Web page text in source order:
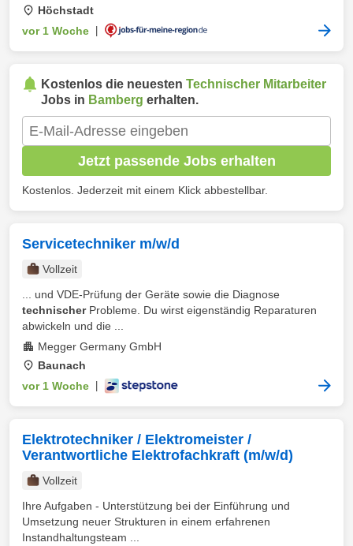
Höchstadt
vor 1 Woche
Kostenlos die neuesten Technischer Mitarbeiter
Jobs in Bamberg erhalten.
Jetzt passende Jobs erhalten
Kostenlos. Jederzeit mit einem Klick abbestellbar.
Servicetechniker m/w/d
Vollzeit
... und VDE-Prüfung der Geräte sowie die Diagnose
technischerProbleme. Du wirst eigenständig Reparaturen
abwickeln und die ...
Megger Germany GmbH
Baunach
vor 1 Woche
Elektrotechniker / Elektromeister /
Verantwortliche Elektrofachkraft (m/w/d)
Vollzeit
Ihre Aufgaben - Unterstützung bei der Einführung und
Umsetzung neuer Strukturen in einem erfahrenen
Instandhaltungsteam ...